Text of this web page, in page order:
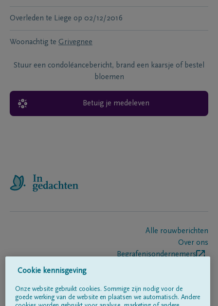
Overleden te Liege op 02/12/2016
Woonachtig te Grivegnee
Stuur een condoléancebericht, brand een kaarsje of bestel
bloemen
Betuig je medeleven
Alle rouwberichten
Over ons
Begrafenisondernemers
Volg ons op
Cookie kennisgeving
Onze website gebruikt cookies. Sommige zijn nodig voor de
goede werking van de website en plaatsen we automatisch. Andere